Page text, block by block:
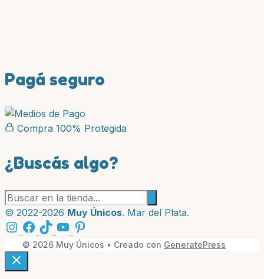
Pagá seguro
Compra 100% Protegida
¿Buscás algo?
Buscar
productos:
© 2022-2026 Muy Únicos. Mar del Plata.
© 2026 Muy Únicos • Creado con GeneratePress